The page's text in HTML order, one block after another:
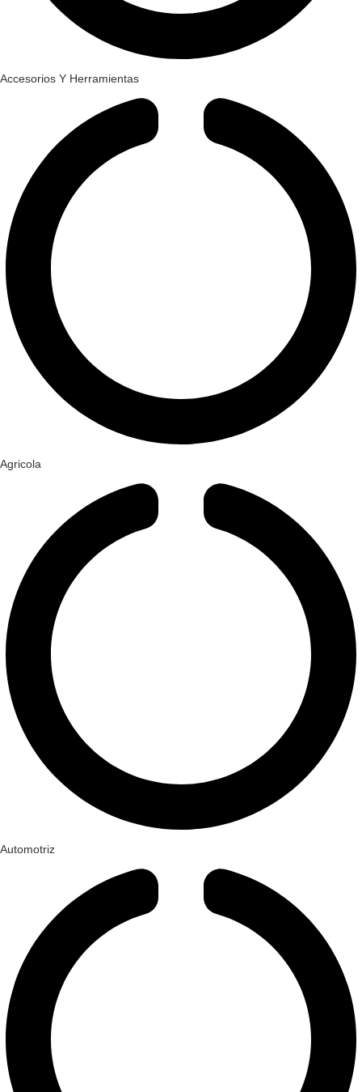
Accesorios Y Herramientas
Agricola
Automotriz